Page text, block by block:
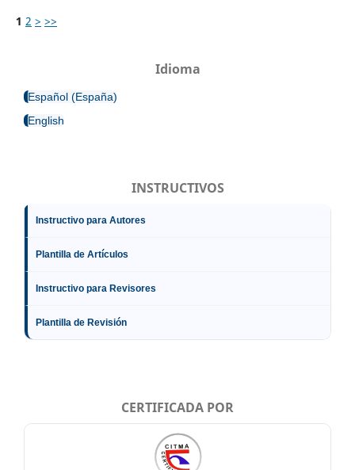
1 2 > >>
Idioma
Español (España)
English
INSTRUCTIVOS
Instructivo para Autores
Plantilla de Artículos
Instructivo para Revisores
Plantilla de Revisión
CERTIFICADA POR